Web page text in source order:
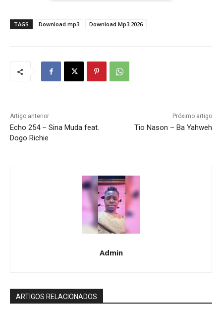
TAGS Download mp3 Download Mp3 2026
Artigo anterior
Echo 254 – Sina Muda feat.
Dogo Richie
Próximo artigo
Tio Nason – Ba Yahweh
Admin
ARTIGOS RELACIONADOS